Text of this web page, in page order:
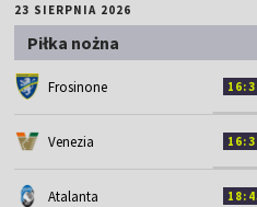
23 SIERPNIA 2026
Piłka nożna
Frosinone
Venezia
Atalanta